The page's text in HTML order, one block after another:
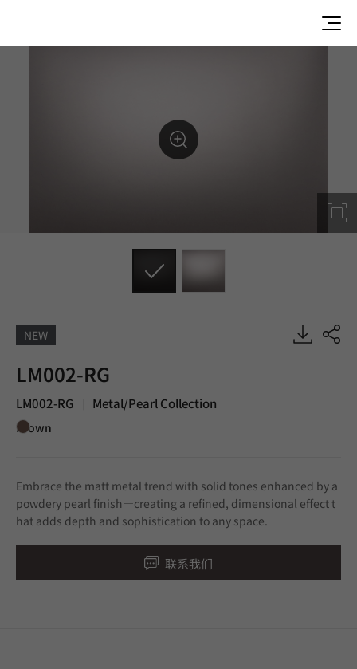
NEW
LM002-RG, Metal/Pearl, DECO
LM002-RG
LM002-RG Metal/Pearl Collection
Brown
Embrace the matt metal trend with solid tones enhanced by a
powdery pearl finish—creating a refined, dimensional effect t
hat adds depth and sophistication to any space.
联系我们